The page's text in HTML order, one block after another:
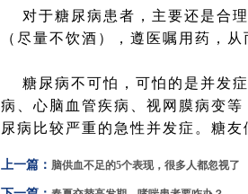
对于糖尿病患者，主要还是合理
（尽量不饮酒），遵医嘱用药，
糖尿病不可怕，可怕的是并发症
病、心脑血管疾病、视网膜病变
尿病比较严重的急性并发症。糖友
上一篇： 脑供血不足的5个表现，很多人都忽视了